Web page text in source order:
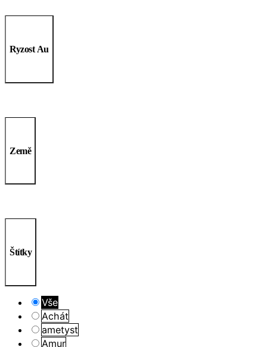
Ryzost Au
Země
Štítky
Vše
Achát
ametyst
Amur